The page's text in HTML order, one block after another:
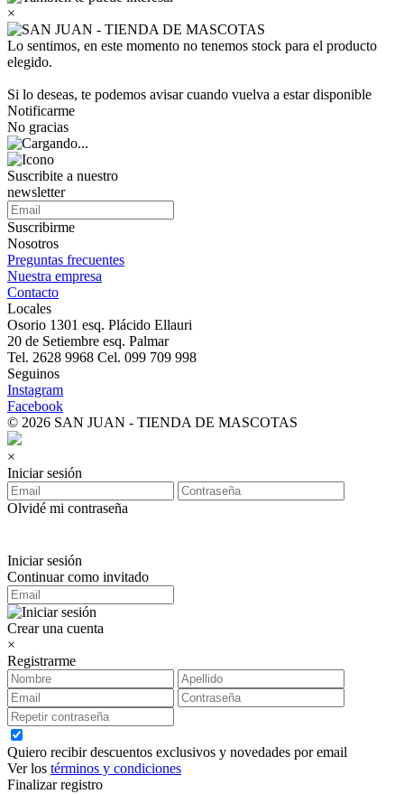
×
Lo sentimos, en este momento no tenemos stock para el producto
elegido.
Si lo deseas, te podemos avisar cuando vuelva a estar disponible
Notificarme
No gracias
Suscribite a nuestro
newsletter
Suscribirme
Nosotros
Preguntas frecuentes
Nuestra empresa
Contacto
Locales
Osorio 1301 esq. Plácido Ellauri
20 de Setiembre esq. Palmar
Tel. 2628 9968 Cel. 099 709 998
Seguinos
Instagram
Facebook
© 2026 SAN JUAN - TIENDA DE MASCOTAS
×
Iniciar sesión
Olvidé mi contraseña
Iniciar sesión
Continuar como invitado
Crear una cuenta
×
Registrarme
Quiero recibir descuentos exclusivos y novedades por email
Ver los términos y condiciones
Finalizar registro